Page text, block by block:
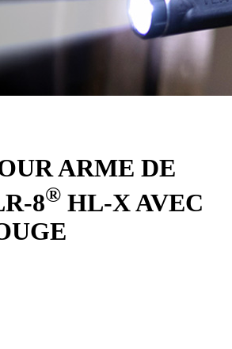
ARME DE
8® HL-X AVEC